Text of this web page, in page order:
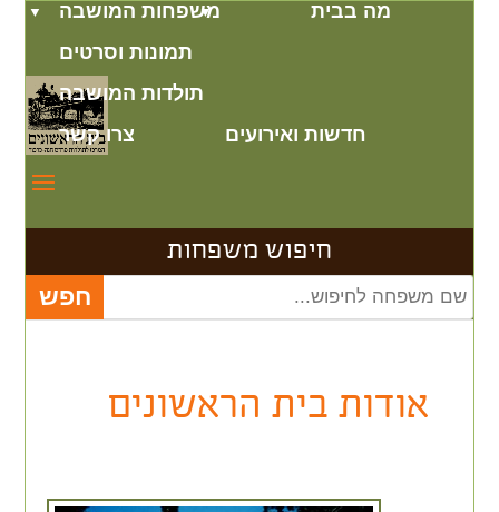
מה בבית
משפחות המושבה
תמונות וסרטים
תולדות המושבה
חדשות ואירועים
צרו קשר
חיפוש משפחות
אודות בית הראשונים